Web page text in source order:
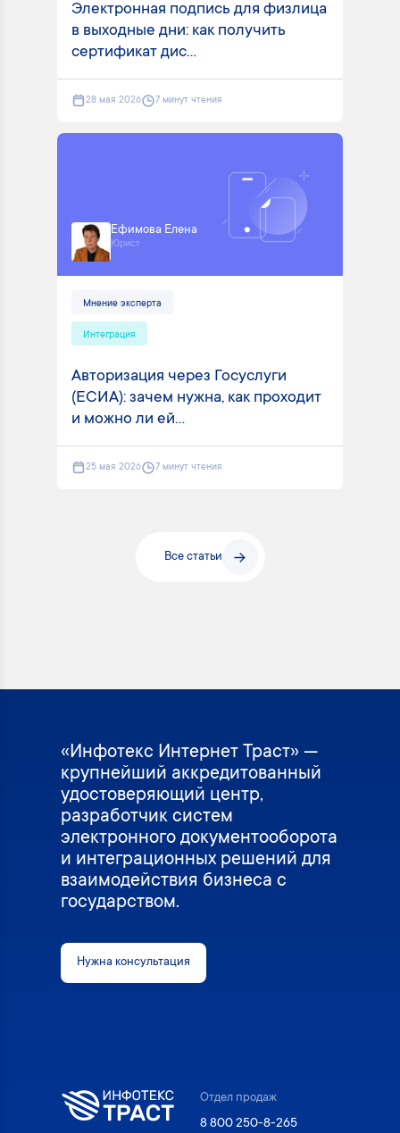
Электронная подпись для физлица
в выходные дни: как получить
сертификат дис...
28 мая 2026 7 минут чтения
Ефимова Елена
Юрист
Мнение эксперта
Интеграция
Авторизация через Госуслуги
(ЕСИА): зачем нужна, как проходит
и можно ли ей...
25 мая 2026 7 минут чтения
Все статьи
«Инфотекс Интернет Траст» —
крупнейший аккредитованный
удостоверяющий центр,
разработчик систем
электронного документооборота
и интеграционных решений для
взаимодействия бизнеса с
государством.
Нужна консультация
Отдел продаж
8 800 250-8-265